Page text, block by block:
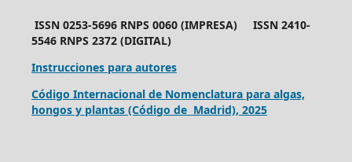
ISSN 0253-5696 RNPS 0060 (IMPRESA) ISSN 2410-
5546 RNPS 2372 (DIGITAL)
Instrucciones para autores
Código Internacional de Nomenclatura para algas,
hongos y plantas (Código de Madrid), 2025